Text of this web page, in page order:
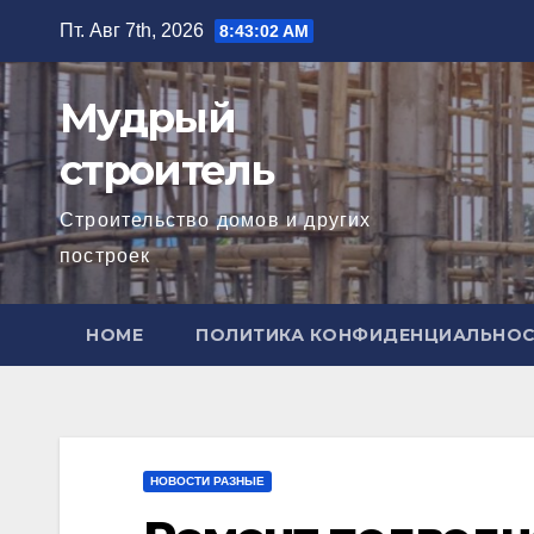
содержимому
Пт. Авг 7th, 2026 8:43:03 AM
Мудрый
строитель
Строительство домов и других
построек
HOME ПОЛИТИКА
НОВОСТИ РАЗНЫЕ